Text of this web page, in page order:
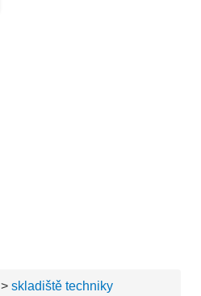
>skladiště techniky